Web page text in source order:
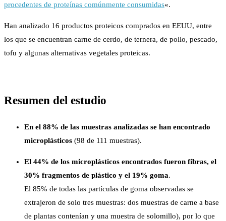
procedentes de proteínas comúnmente consumidas«.
Han analizado 16 productos proteicos comprados en EEUU, entre
los que se encuentran carne de cerdo, de ternera, de pollo, pescado,
tofu y algunas alternativas vegetales proteicas.
Resumen del estudio
En el 88% de las muestras analizadas se han encontrado
microplásticos (98 de 111 muestras).
El 44% de los microplásticos encontrados fueron fibras, el
30% fragmentos de plástico y el 19% goma.
El 85% de todas las partículas de goma observadas se
extrajeron de solo tres muestras: dos muestras de carne a base
de plantas contenían y una muestra de solomillo), por lo que